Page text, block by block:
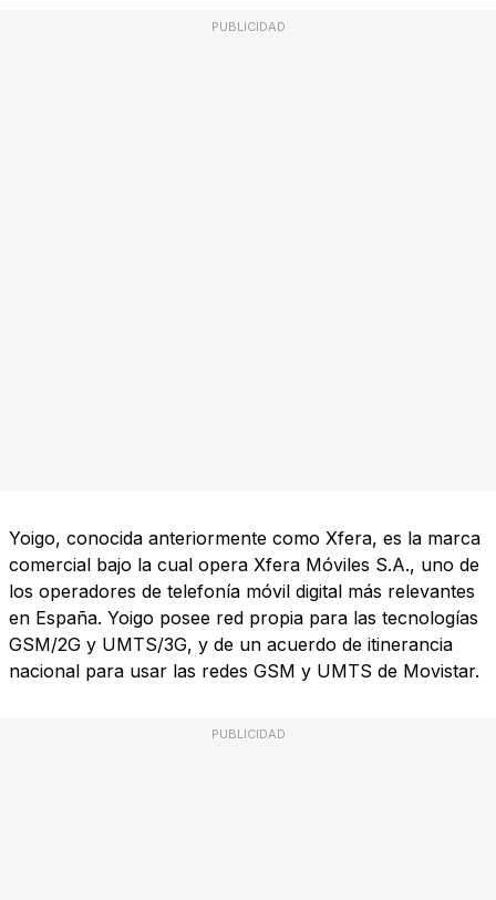
PUBLICIDAD
Yoigo, conocida anteriormente como Xfera, es la marca
comercial bajo la cual opera Xfera Móviles S.A., uno de
los operadores de telefonía móvil digital más relevantes
en España. Yoigo posee red propia para las tecnologías
GSM/2G y UMTS/3G, y de un acuerdo de itinerancia
nacional para usar las redes GSM y UMTS de Movistar.
PUBLICIDAD